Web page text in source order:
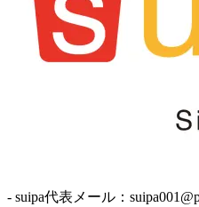
- suipa代表メール：